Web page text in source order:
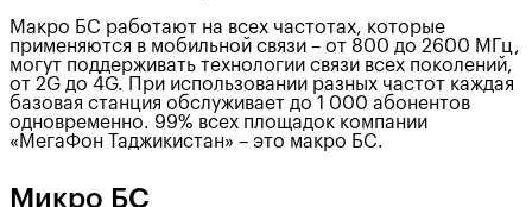
Макро БС работают на всех частотах, которые
применяются в мобильной связи – от 800 до 2600 МГц,
могут поддерживать технологии связи всех поколений,
от 2G до 4G. При использовании разных частот каждая
базовая станция обслуживает до 1 000 абонентов
одновременно. 99% всех площадок компании
«МегаФон Таджикистан» – это макро БС.
Микро БС